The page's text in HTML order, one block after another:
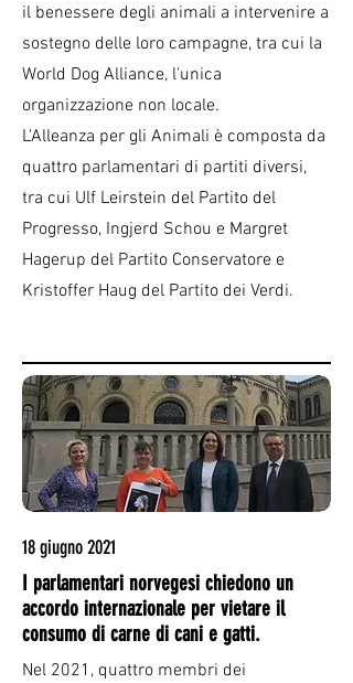
il benessere degli animali a intervenire a
sostegno delle loro campagne, tra cui la
World Dog Alliance, l'unica
organizzazione non locale.
L'Alleanza per gli Animali è composta da
quattro parlamentari di partiti diversi,
tra cui Ulf Leirstein del Partito del
Progresso, Ingjerd Schou e Margret
Hagerup del Partito Conservatore e
Kristoffer Haug del Partito dei Verdi.
18 giugno 2021
I parlamentari norvegesi chiedono un
accordo internazionale per vietare il
consumo di carne di cani e gatti.
Nel 2021, quattro membri dei